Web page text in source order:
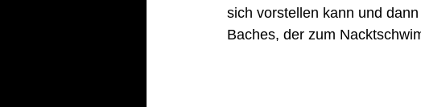
sich vorstellen kann und
Baches, der zum